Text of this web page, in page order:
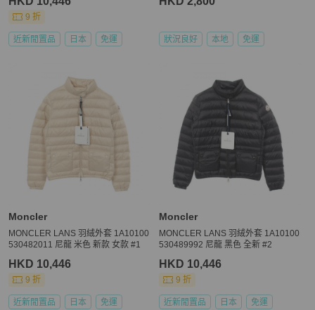
9 折
近新閒置品 日本 免運 狀況良好 本地 免運
Moncler
MONCLER LANS 羽絨外套 1A10100
530482011 尼龍 米色 新款 女款 #1
HKD 10,446
9 折
近新閒置品 日本 免運
Moncler
MONCLER LANS 羽絨外套 1A10100
530489992 尼龍 黑色 全新 #2
HKD 10,446
9 折
近新閒置品 日本 免運